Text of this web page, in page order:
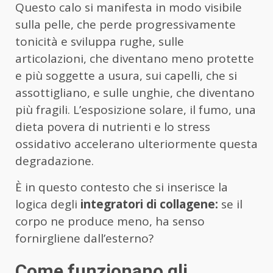
Questo calo si manifesta in modo visibile
sulla pelle, che perde progressivamente
tonicità e sviluppa rughe, sulle
articolazioni, che diventano meno protette
e più soggette a usura, sui capelli, che si
assottigliano, e sulle unghie, che diventano
più fragili. L’esposizione solare, il fumo, una
dieta povera di nutrienti e lo stress
ossidativo accelerano ulteriormente questa
degradazione.
È in questo contesto che si inserisce la
logica degli integratori di collagene: se il
corpo ne produce meno, ha senso
fornirgliene dall’esterno?